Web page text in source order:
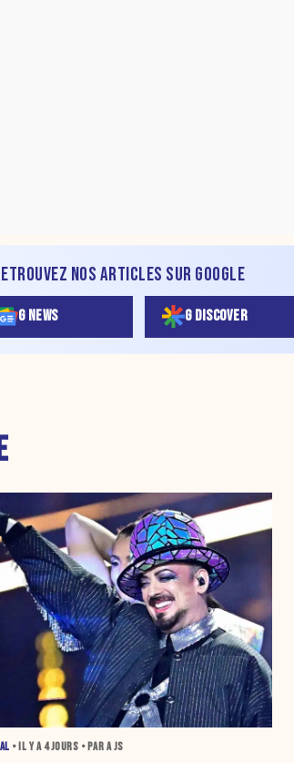
NOS ARTICLES SUR GOOGLE
G NEWS G DISCOVER
• IL Y A 4 JOURS • PAR A JS